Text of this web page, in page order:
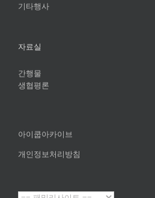
기타행사
자료실
간행물
생협평론
아이쿱아카이브
개인정보처리방침